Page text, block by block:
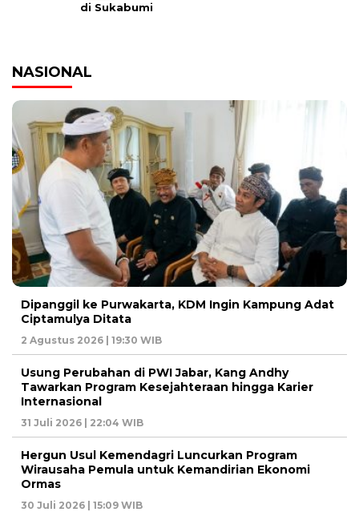
di Sukabumi
NASIONAL
Dipanggil ke Purwakarta, KDM Ingin Kampung Adat
Ciptamulya Ditata
2 Agustus 2026 | 19:30 WIB
Usung Perubahan di PWI Jabar, Kang Andhy
Tawarkan Program Kesejahteraan hingga Karier
Internasional
31 Juli 2026 | 22:04 WIB
Hergun Usul Kemendagri Luncurkan Program
Wirausaha Pemula untuk Kemandirian Ekonomi
Ormas
30 Juli 2026 | 15:09 WIB